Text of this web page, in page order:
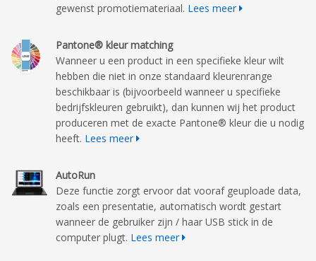
gewenst promotiemateriaal. Lees meer
Pantone® kleur matching
Wanneer u een product in een specifieke kleur wilt
hebben die niet in onze standaard kleurenrange
beschikbaar is (bijvoorbeeld wanneer u specifieke
bedrijfskleuren gebruikt), dan kunnen wij het product
produceren met de exacte Pantone® kleur die u nodig
heeft. Lees meer
AutoRun
Deze functie zorgt ervoor dat vooraf geuploade data,
zoals een presentatie, automatisch wordt gestart
wanneer de gebruiker zijn / haar USB stick in de
computer plugt. Lees meer